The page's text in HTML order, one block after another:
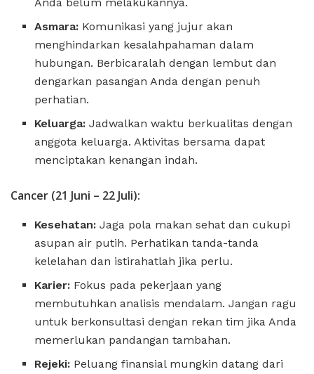
Asmara: Komunikasi yang jujur ​​akan
menghindarkan kesalahpahaman dalam
hubungan. Berbicaralah dengan lembut dan
dengarkan pasangan Anda dengan penuh
perhatian.
Keluarga: Jadwalkan waktu berkualitas dengan
anggota keluarga. Aktivitas bersama dapat
menciptakan kenangan indah.
Cancer (21 Juni – 22 Juli):
Kesehatan: Jaga pola makan sehat dan cukupi
asupan air putih. Perhatikan tanda-tanda
kelelahan dan istirahatlah jika perlu.
Karier: Fokus pada pekerjaan yang
membutuhkan analisis mendalam. Jangan ragu
untuk berkonsultasi dengan rekan tim jika Anda
memerlukan pandangan tambahan.
Rejeki: Peluang finansial mungkin datang dari